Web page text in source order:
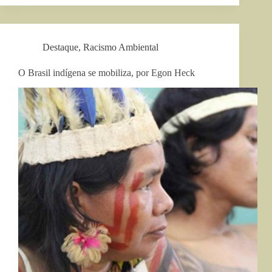
Destaque, Racismo Ambiental
O Brasil indígena se mobiliza, por Egon Heck